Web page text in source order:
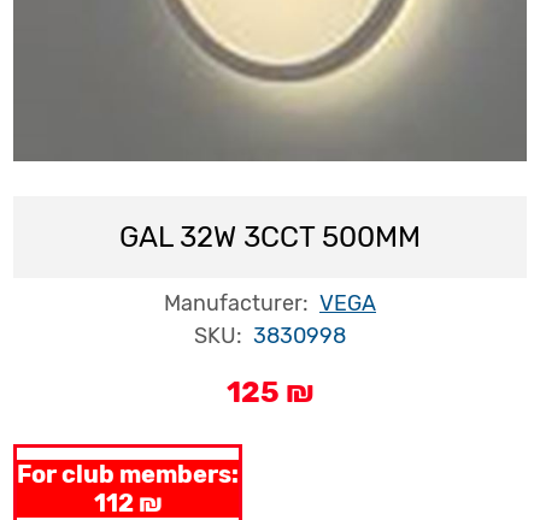
GAL 32W 3CCT 500MM
Manufacturer: VEGA
SKU: 3830998
125 ₪
For club members:
112 ₪